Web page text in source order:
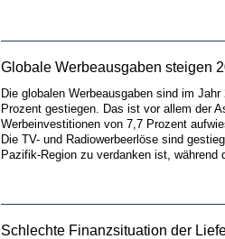
Globale Werbeausgaben steigen
Die globalen Werbeausgaben sind im
Prozent gestiegen. Das ist vor allem der
Werbeinvestitionen von 7,7 Prozent
Die TV- und Radiowerbeerlöse sind
Pazifik-Region zu verdanken ist,
Schlechte Finanzsituation der